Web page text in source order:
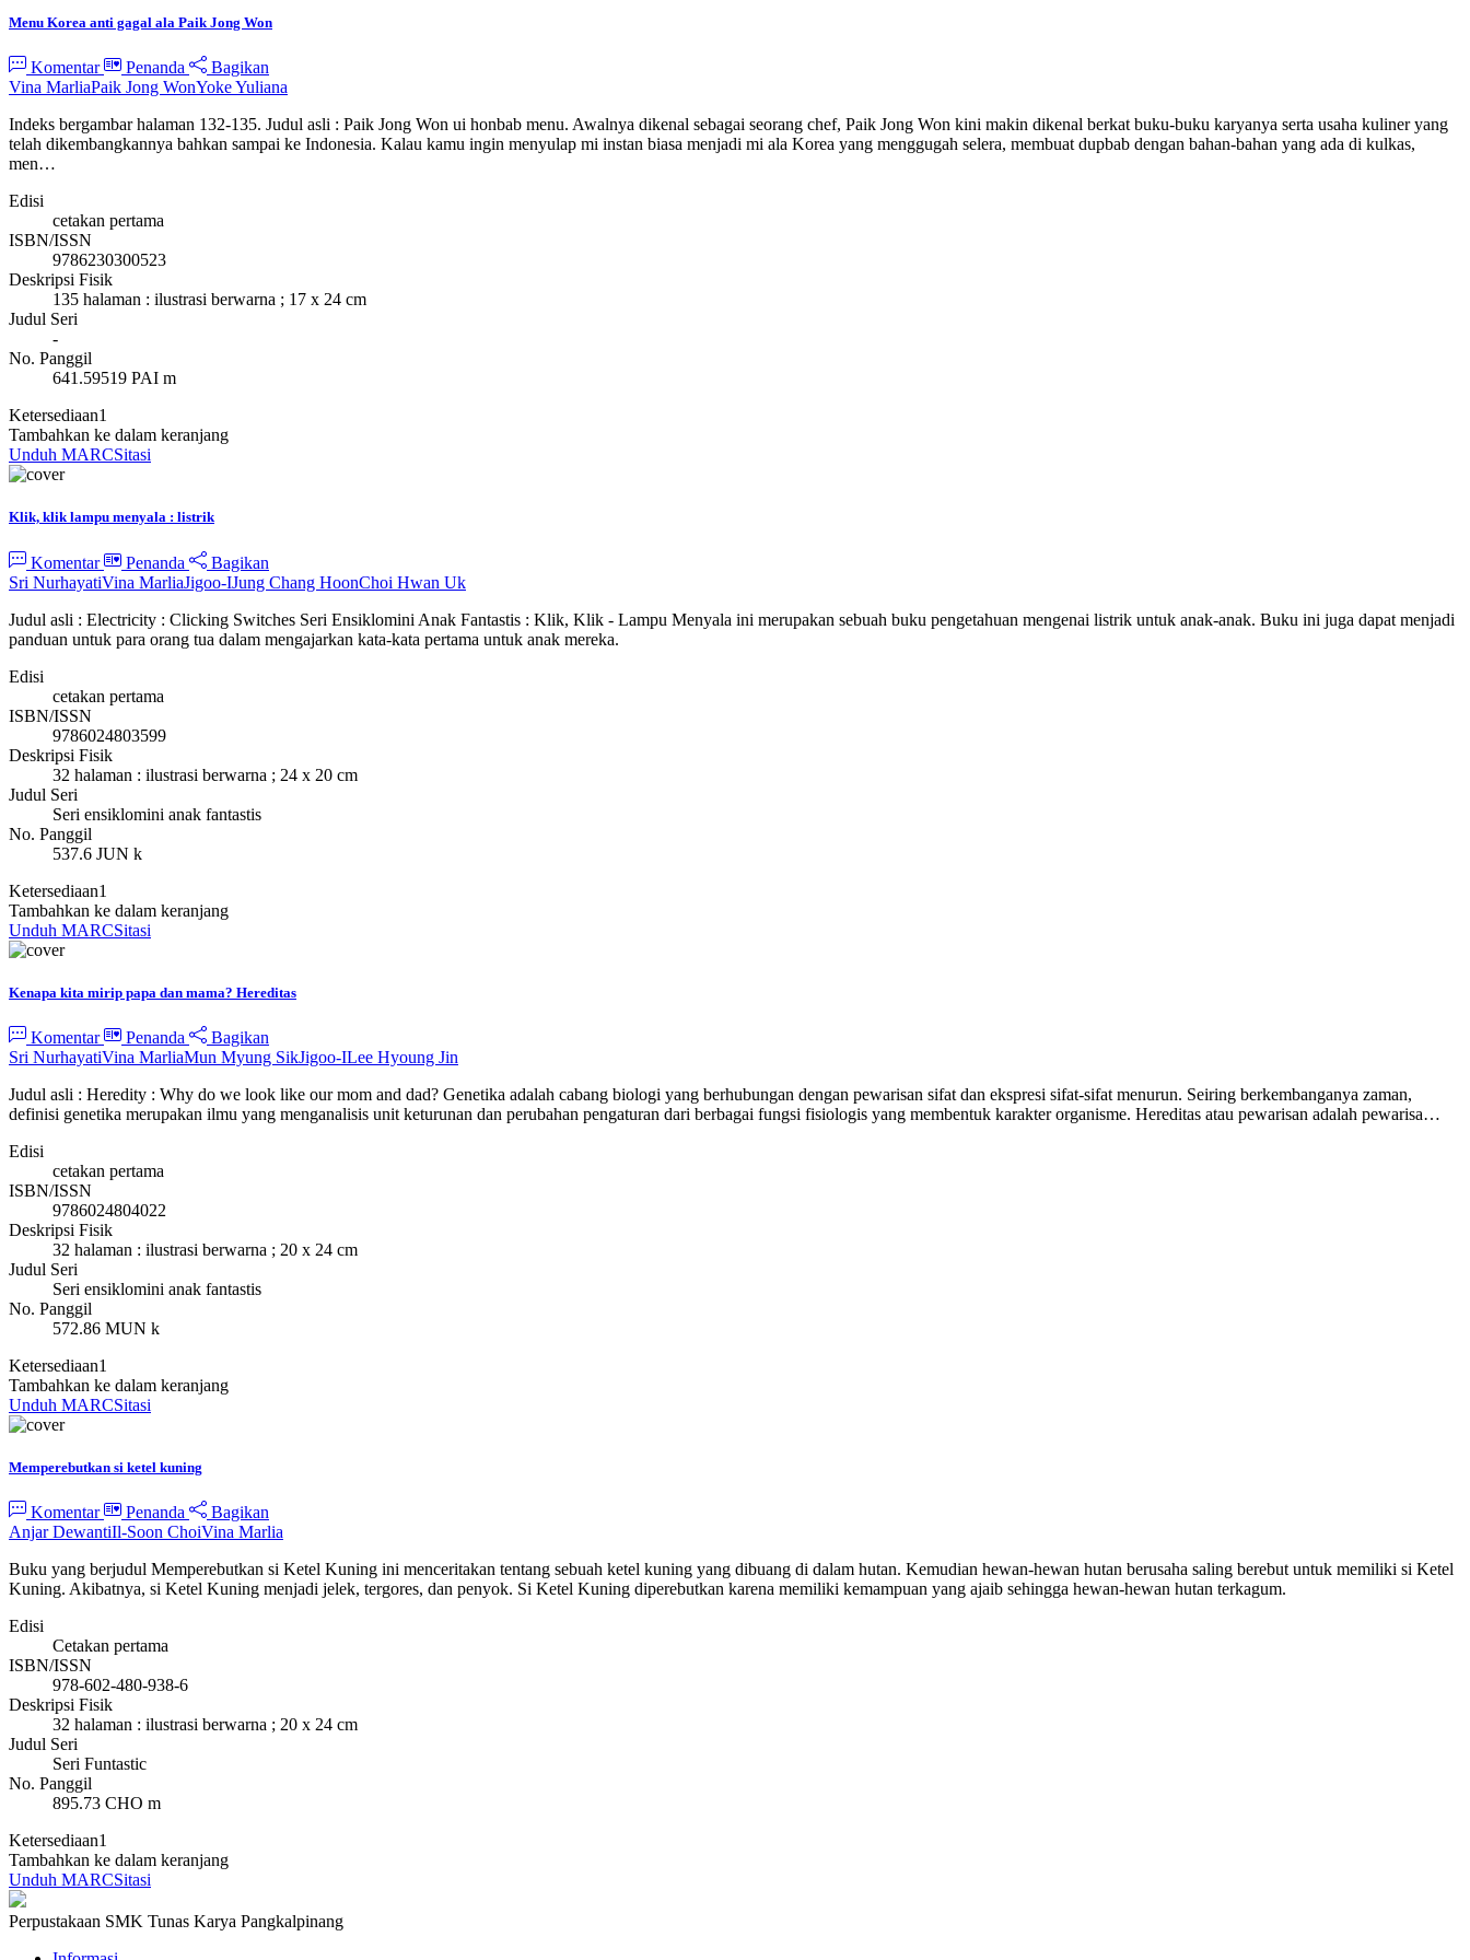
Menu Korea anti gagal ala Paik Jong Won
Komentar Penanda
Bagikan
Vina MarliaPaik Jong WonYoke Yuliana
Indeks bergambar halaman 132-135. Judul asli : Paik Jong Won ui honbab menu. Awalnya dikenal sebagai seorang chef, Paik Jong Won kini makin dikenal berkat buku-buku karyanya serta usaha kuliner yang
telah dikembangkannya bahkan sampai ke Indonesia. Kalau kamu ingin menyulap mi instan biasa menjadi mi ala Korea yang menggugah selera, membuat dupbab dengan bahan-bahan yang ada di kulkas,
men…
Edisi
cetakan pertama
ISBN/ISSN
9786230300523
Deskripsi Fisik
135 halaman : ilustrasi berwarna ; 17 x 24 cm
Judul Seri
-
No. Panggil
641.59519 PAI m
Ketersediaan1
Tambahkan ke dalam keranjang
Unduh MARCSitasi
Klik, klik lampu menyala : listrik
Komentar Penanda
Bagikan
Sri NurhayatiVina MarliaJigoo-IJung Chang HoonChoi Hwan Uk
Judul asli : Electricity : Clicking Switches Seri Ensiklomini Anak Fantastis : Klik, Klik - Lampu Menyala ini merupakan sebuah buku pengetahuan mengenai listrik untuk anak-anak. Buku ini juga dapat menjadi
panduan untuk para orang tua dalam mengajarkan kata-kata pertama untuk anak mereka.
Edisi
cetakan pertama
ISBN/ISSN
9786024803599
Deskripsi Fisik
32 halaman : ilustrasi berwarna ; 24 x 20 cm
Judul Seri
Seri ensiklomini anak fantastis
No. Panggil
537.6 JUN k
Ketersediaan1
Tambahkan ke dalam keranjang
Unduh MARCSitasi
Kenapa kita mirip papa dan mama? Hereditas
Komentar Penanda
Bagikan
Sri NurhayatiVina MarliaMun Myung SikJigoo-ILee Hyoung Jin
Judul asli : Heredity : Why do we look like our mom and dad? Genetika adalah cabang biologi yang berhubungan dengan pewarisan sifat dan ekspresi sifat-sifat menurun. Seiring berkembanganya zaman,
definisi genetika merupakan ilmu yang menganalisis unit keturunan dan perubahan pengaturan dari berbagai fungsi fisiologis yang membentuk karakter organisme. Hereditas atau pewarisan adalah pewarisa…
Edisi
cetakan pertama
ISBN/ISSN
9786024804022
Deskripsi Fisik
32 halaman : ilustrasi berwarna ; 20 x 24 cm
Judul Seri
Seri ensiklomini anak fantastis
No. Panggil
572.86 MUN k
Ketersediaan1
Tambahkan ke dalam keranjang
Unduh MARCSitasi
Memperebutkan si ketel kuning
Komentar Penanda
Bagikan
Anjar DewantiIl-Soon ChoiVina Marlia
Buku yang berjudul Memperebutkan si Ketel Kuning ini menceritakan tentang sebuah ketel kuning yang dibuang di dalam hutan. Kemudian hewan-hewan hutan berusaha saling berebut untuk memiliki si Ketel
Kuning. Akibatnya, si Ketel Kuning menjadi jelek, tergores, dan penyok. Si Ketel Kuning diperebutkan karena memiliki kemampuan yang ajaib sehingga hewan-hewan hutan terkagum.
Edisi
Cetakan pertama
ISBN/ISSN
978-602-480-938-6
Deskripsi Fisik
32 halaman : ilustrasi berwarna ; 20 x 24 cm
Judul Seri
Seri Funtastic
No. Panggil
895.73 CHO m
Ketersediaan1
Tambahkan ke dalam keranjang
Unduh MARCSitasi
Perpustakaan SMK Tunas Karya Pangkalpinang